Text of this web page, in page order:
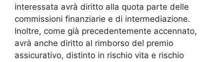
interessata avrà diritto alla quota parte delle
commissioni finanziarie e di intermediazione.
Inoltre, come già precedentemente accennato,
avrà anche diritto al rimborso del premio
assicurativo, distinto in rischio vita e rischio